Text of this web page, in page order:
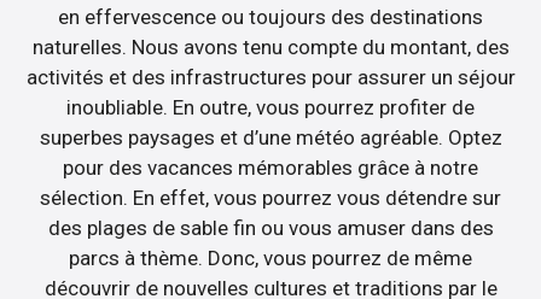
en effervescence ou toujours des destinations
naturelles. Nous avons tenu compte du montant, des
activités et des infrastructures pour assurer un séjour
inoubliable. En outre, vous pourrez profiter de
superbes paysages et d’une météo agréable. Optez
pour des vacances mémorables grâce à notre
sélection. En effet, vous pourrez vous détendre sur
des plages de sable fin ou vous amuser dans des
parcs à thème. Donc, vous pourrez de même
découvrir de nouvelles cultures et traditions par le